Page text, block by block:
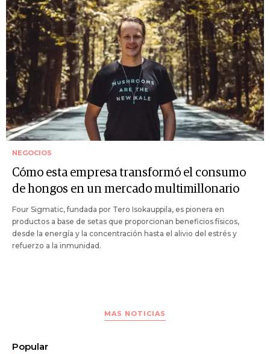
NEGOCIOS
Cómo esta empresa transformó el consumo
de hongos en un mercado multimillonario
Four Sigmatic, fundada por Tero Isokauppila, es pionera en
productos a base de setas que proporcionan beneficios físicos,
desde la energía y la concentración hasta el alivio del estrés y
refuerzo a la inmunidad.
MAS NOTICIAS
Popular